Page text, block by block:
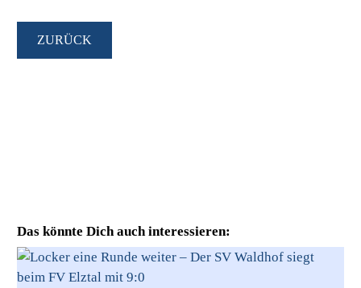
ZURÜCK
Das könnte Dich auch interessieren: